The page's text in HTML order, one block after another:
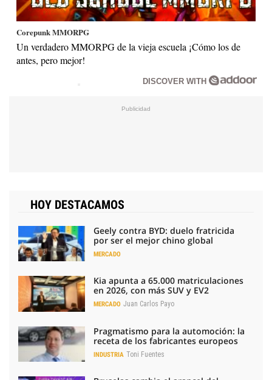
Corepunk MMORPG
Un verdadero MMORPG de la vieja escuela ¡Cómo los de
antes, pero mejor!
DISCOVER WITH
HOY DESTACAMOS
Geely contra BYD: duelo fratricida
por ser el mejor chino global
MERCADO
Kia apunta a 65.000 matriculaciones
en 2026, con más SUV y EV2
MERCADO Juan Carlos Payo
Pragmatismo para la automoción: la
receta de los fabricantes europeos
INDUSTRIA Toni Fuentes